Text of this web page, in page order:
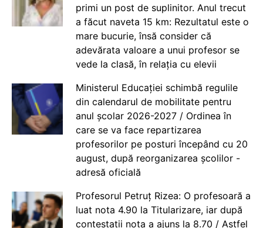
primi un post de suplinitor. Anul trecut
a făcut naveta 15 km: Rezultatul este o
mare bucurie, însă consider că
adevărata valoare a unui profesor se
vede la clasă, în relația cu elevii
Ministerul Educației schimbă regulile
din calendarul de mobilitate pentru
anul școlar 2026-2027 / Ordinea în
care se va face repartizarea
profesorilor pe posturi începând cu 20
august, după reorganizarea școlilor -
adresă oficială
Profesorul Petruț Rizea: O profesoară a
luat nota 4.90 la Titularizare, iar după
contestații nota a ajuns la 8.70 / Astfel